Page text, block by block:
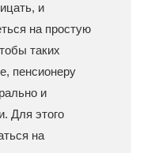
и
на простую
таких
пенсионеру
и
Для этого
на